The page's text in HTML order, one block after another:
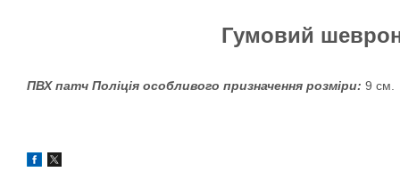
Гумовий
ПВХ патч Поліція особливого призначення розміри: 9 см.